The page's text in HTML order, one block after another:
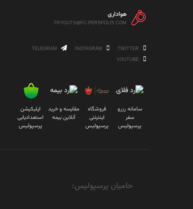
هواداری
TRYOUTS@FC-PERSPOLIS.COM
سامانه رزرو
سفر
پرسپولیس
فروشگاه
اینترنتی
پرسپولیس
مقایسه و خرید
آنلاین بیمه
اپلیکیشن
استعدادیابی
پرسپولیس
حامیان پرسپولیس: